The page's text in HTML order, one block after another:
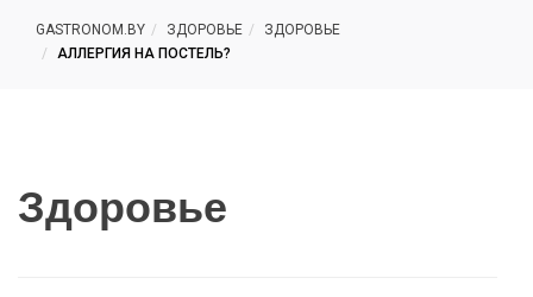
GASTRONOM.BY ЗДОРОВЬЕ
ЗДОРОВЬЕ
АЛЛЕРГИЯ НА ПОСТЕЛЬ?
Здоровье